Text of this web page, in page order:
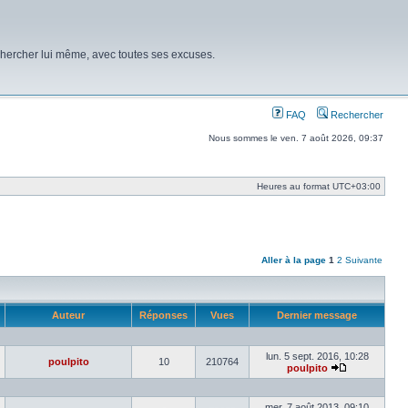
lui même, avec toutes ses excuses.
FAQ Rechercher
Nous sommes le ven. 7 août 2026, 09:37
Heures au format UTC+03:00
Aller à la page 1 2 Suivante
Auteur Réponses Vues Dernier message
poulpito 10 210764
lun. 5 sept. 2016, 10:28
poulpito
Voir
dernier